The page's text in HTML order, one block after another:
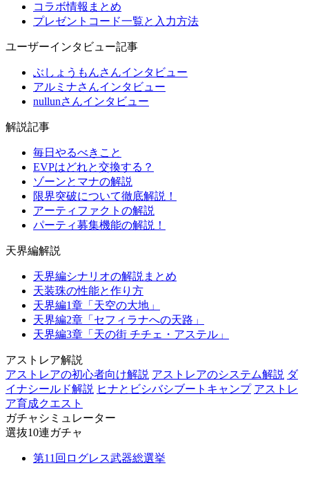
コラボ情報まとめ
プレゼントコード一覧と入力方法
ユーザーインタビュー記事
ぶしょうもんさんインタビュー
アルミナさんインタビュー
nullunさんインタビュー
解説記事
毎日やるべきこと
EVPはどれと交換する？
ゾーンとマナの解説
限界突破について徹底解説！
アーティファクトの解説
パーティ募集機能の解説！
天界編解説
天界編シナリオの解説まとめ
天装珠の性能と作り方
天界編1章「天空の大地」
天界編2章「セフィラナへの天路」
天界編3章「天の街 チチェ・アステル」
アストレア解説
アストレアの初心者向け解説 アストレアのシステム解説 ダ
イナシールド解説 ヒナとビシバシブートキャンプ アストレ
ア育成クエスト
ガチャシミュレーター
選抜10連ガチャ
第11回ログレス武器総選挙